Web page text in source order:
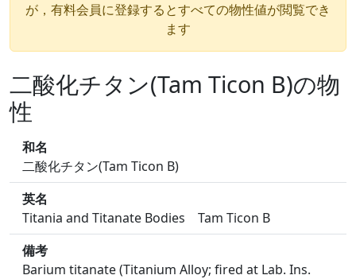
が，有料会員に登録するとすべての物性値が閲覧でき
ます
二酸化チタン(Tam Ticon B)の物
性
和名
二酸化チタン(Tam Ticon B)
英名
Titania and Titanate Bodies Tam Ticon B
備考
Barium titanate (Titanium Alloy; fired at Lab. Ins.